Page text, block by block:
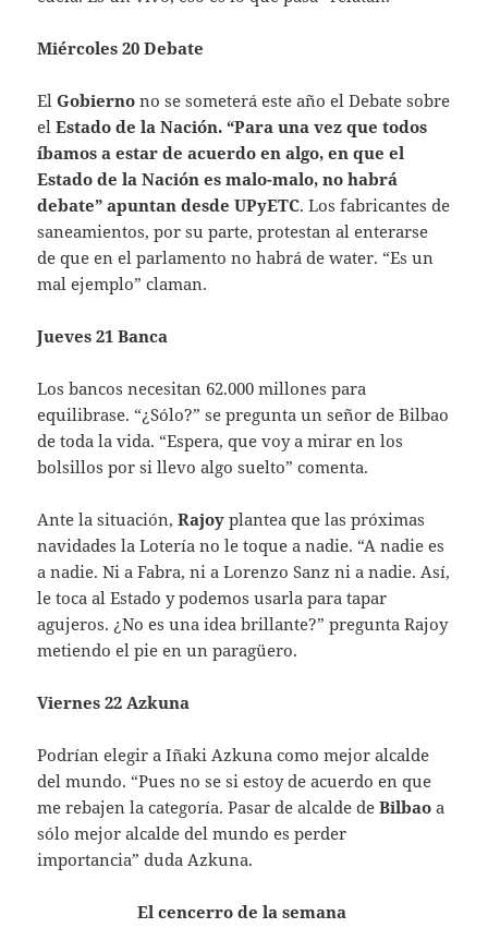
Miércoles 20 Debate
ElGobierno no se someterá este año el Debate sobre
elEstado de la Nación. “Para una vez que todos
íbamos a estar de acuerdo en algo, en que el
Estado de la Nación es malo-malo, no habrá
debate” apuntan desde UPyETC. Los fabricantes de
saneamientos, por su parte, protestan al enterarse
de que en el parlamento no habrá de water. “Es un
mal ejemplo” claman.
Jueves 21 Banca
Los bancos necesitan 62.000 millones para
equilibrase. “¿Sólo?” se pregunta un señor de Bilbao
de toda la vida. “Espera, que voy a mirar en los
bolsillos por si llevo algo suelto” comenta.
Ante la situación, Rajoy plantea que las próximas
navidades la Lotería no le toque a nadie. “A nadie es
a nadie. Ni a Fabra, ni a Lorenzo Sanz ni a nadie. Así,
le toca al Estado y podemos usarla para tapar
agujeros. ¿No es una idea brillante?” pregunta Rajoy
metiendo el pie en un paragüero.
Viernes 22 Azkuna
Podrían elegir a Iñaki Azkuna como mejor alcalde
del mundo. “Pues no se si estoy de acuerdo en que
me rebajen la categoría. Pasar de alcalde de Bilbao a
sólo mejor alcalde del mundo es perder
importancia” duda Azkuna.
El cencerro de la semana